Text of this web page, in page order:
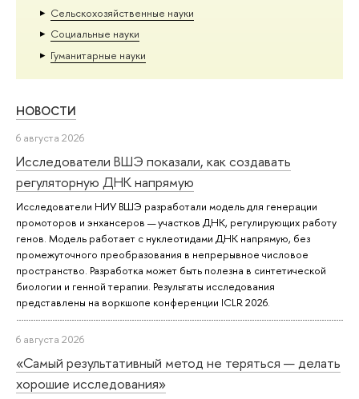
Сельскохозяйственные науки
Социальные науки
Гуманитарные науки
НОВОСТИ
6 августа 2026
Исследователи ВШЭ показали, как создавать
регуляторную ДНК напрямую
Исследователи НИУ ВШЭ разработали модель для генерации
промоторов и энхансеров — участков ДНК, регулирующих работу
генов. Модель работает с нуклеотидами ДНК напрямую, без
промежуточного преобразования в непрерывное числовое
пространство. Разработка может быть полезна в синтетической
биологии и генной терапии. Результаты исследования
представлены на воркшопе конференции ICLR 2026.
6 августа 2026
«Самый результативный метод не теряться — делать
хорошие исследования»